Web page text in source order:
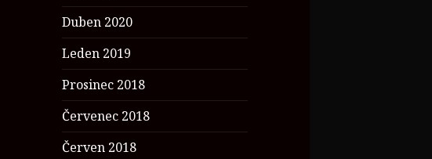
Duben 2020
Leden 2019
Prosinec 2018
Červenec 2018
Červen 2018